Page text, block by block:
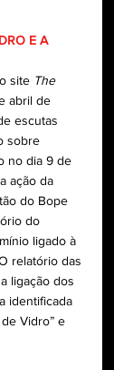
E A
site The
abril de
escutas
sobre
no dia 9 de
ação da
do Bope
do
ligado à
relatório das
ligação dos
identificada
de Vidro” e